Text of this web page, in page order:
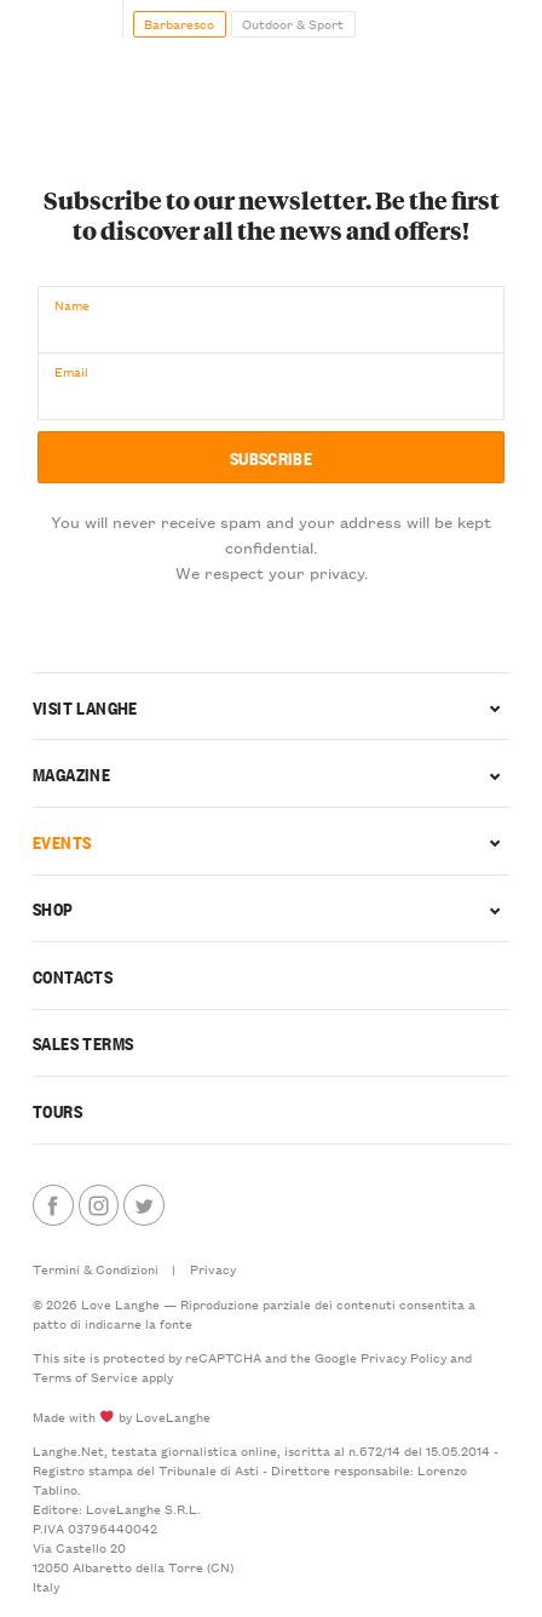
Barbaresco Outdoor & Sport
Subscribe to our newsletter. Be the first
to discover all the news and offers!
Name
Email
You will never receive spam and your address will be kept
confidential.
We respect your privacy.
CONTACTS
SALES TERMS
TOURS
VISIT LANGHE
MAGAZINE
EVENTS
SHOP
Termini & Condizioni |
Privacy
© 2026 Love Langhe — Riproduzione parziale dei contenuti consentita a
patto di indicarne la fonte
This site is protected by reCAPTCHA and the Google Privacy Policyand
Terms of Serviceapply
Made with
by LoveLanghe
Langhe.Net, testata giornalistica online, iscritta al n.672/14 del 15.05.2014 -
Registro stampa del Tribunale di Asti - Direttore responsabile: Lorenzo
Tablino.
Editore: LoveLanghe S.R.L.
P.IVA 03796440042
Via Castello 20
12050 Albaretto della Torre (CN)
Italy